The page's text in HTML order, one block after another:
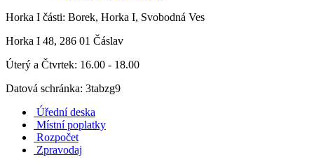
Horka I části: Borek, Horka I, Svobodná Ves
Horka I 48, 286 01 Čáslav
Úterý a Čtvrtek: 16.00 - 18.00
Datová schránka: 3tabzg9
Úřední deska
Místní poplatky
Rozpočet
Zpravodaj